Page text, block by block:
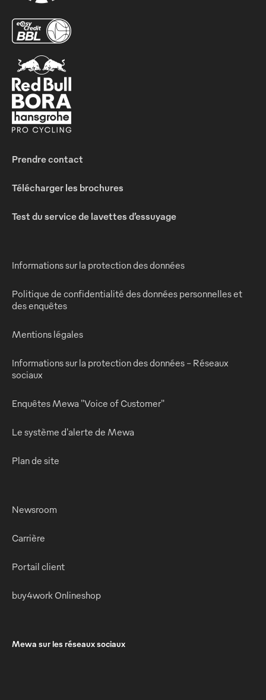
Prendre contact
Télécharger les brochures
Test du service de lavettes d’essuyage
Informations sur la protection des données
Politique de confidentialité des données personnelles et
des enquêtes
Mentions légales
Informations sur la protection des données - Réseaux
sociaux
Enquêtes Mewa "Voice of Customer"
Le système d'alerte de Mewa
Plan de site
Newsroom
Carrière
Portail client
buy4work Onlineshop
Mewa sur les réseaux sociaux